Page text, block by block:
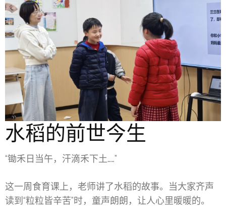
水稻的前世今生
“锄禾日当午，汗滴禾下土……”
这一周食育课上，老师讲了水稻的故事。当大家齐声
读到“粒粒皆辛苦”时，童声朗朗，让人心里暖暖的。